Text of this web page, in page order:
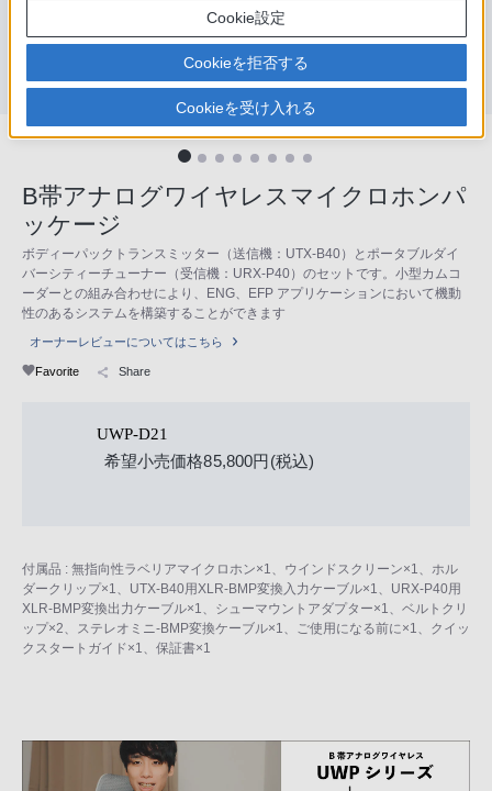
B帯アナログワイヤレスマイクロホンパ
ッケージ
ボディーパックトランスミッター（送信機：UTX-B40）とポータブルダイ
バーシティーチューナー（受信機：URX-P40）のセットです。小型カムコ
ーダーとの組み合わせにより、ENG、EFP アプリケーションにおいて機動
性のあるシステムを構築することができます
オーナーレビューについてはこちら
Favorite Share
UWP-D21
希望小売価格85,800円(税込)
付属品 : 無指向性ラベリアマイクロホン×1、ウインドスクリーン×1、ホル
ダークリップ×1、UTX-B40用XLR-BMP変換入力ケーブル×1、URX-P40用
XLR-BMP変換出力ケーブル×1、シューマウントアダプター×1、ベルトクリ
ップ×2、ステレオミニ-BMP変換ケーブル×1、ご使用になる前に×1、クイッ
クスタートガイド×1、保証書×1
Cookie設定
Cookieを拒否する
Cookieを受け入れる